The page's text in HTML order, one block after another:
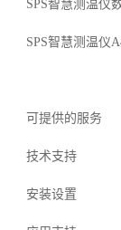
SPS智慧测温仪
SPS智慧测温仪
可提供的服务
技术支持
安装设置